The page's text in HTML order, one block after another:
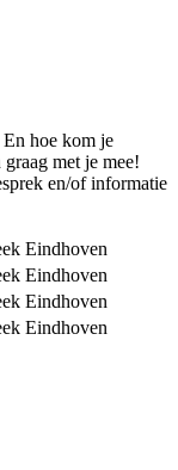
hoe kom je
met je mee!
en/of informatie
Eindhoven
Eindhoven
Eindhoven
Eindhoven